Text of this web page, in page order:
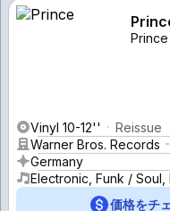
Prince
Vinyl 10-12''
Reissue
Warner Bros. Records
Germany
Electronic, Funk / Soul,
価格をチ